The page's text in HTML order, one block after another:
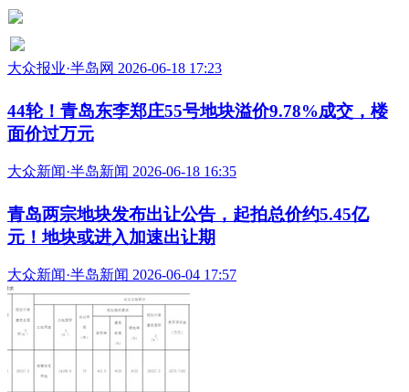
大众报业·半岛网 2026-06-18 17:23
44轮！青岛东李郑庄55号地块溢价9.78%成交，楼
面价过万元
大众新闻·半岛新闻 2026-06-18 16:35
青岛两宗地块发布出让公告，起拍总价约5.45亿
元！地块或进入加速出让期
大众新闻·半岛新闻 2026-06-04 17:57